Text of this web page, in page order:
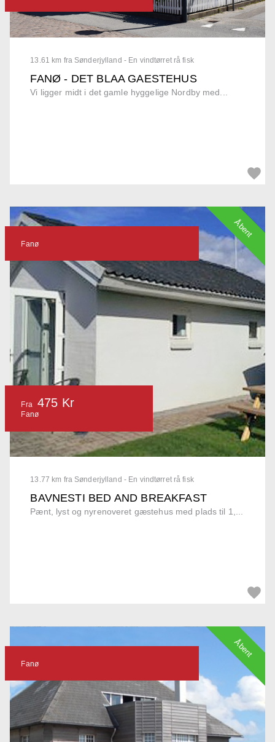
13.61 km fra Sønderjylland - En vindtørret rå fisk
FANØ - DET BLAA GAESTEHUS
Vi ligger midt i det gamle hyggelige Nordby med...
13.77 km fra Sønderjylland - En vindtørret rå fisk
BAVNESTI BED AND BREAKFAST
Pænt, lyst og nyrenoveret gæstehus med plads til 1,...
Fanø
Fra 475 Kr
Fanø
Åbent
Fanø
Åbent